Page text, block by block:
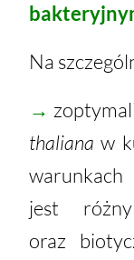
Na
→
thaliana w
jest
oraz